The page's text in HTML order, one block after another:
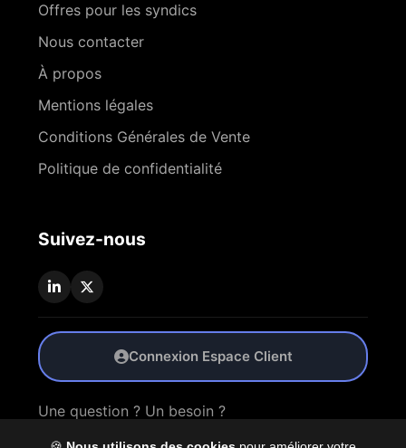
Offres pour les syndics
Nous contacter
À propos
Mentions légales
Conditions Générales de Vente
Politique de confidentialité
Suivez-nous
Connexion Espace Client
Une question ? Un besoin ?